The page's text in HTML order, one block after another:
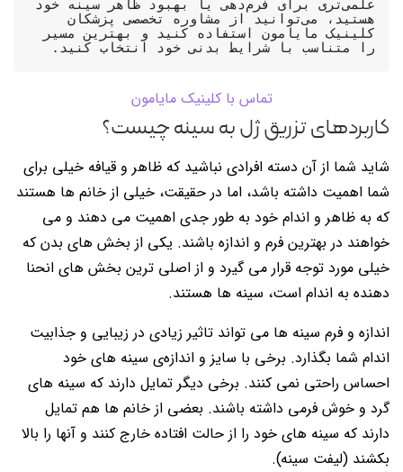
را متناسب با شرایط بدنی خود انتخاب کنید.
تماس با کلینیک مایامون
کاربردهای تزريق ژل به سينه چیست؟
شاید شما از آن دسته افرادی نباشید که ظاهر و قیافه خیلی برای
شما اهمیت داشته باشد، اما در حقیقت، خیلی از خانم ها هستند
که به ظاهر و اندام خود به طور جدی اهمیت می دهند و می
خواهند در بهترین فرم و اندازه باشند. یکی از بخش های بدن که
خیلی مورد توجه قرار می گیرد و از اصلی ترین بخش های انحنا
دهنده به اندام است، سینه ها هستند.
اندازه و فرم سینه ها می تواند تاثیر زیادی در زیبایی و جذابیت
اندام شما بگذارد. برخی با سایز و اندازه‌ی سینه های خود
احساس راحتی نمی کنند. برخی دیگر تمایل دارند که سینه های
گرد و خوش فرمی داشته باشند. بعضی از خانم ها هم تمایل
دارند که سینه های خود را از حالت افتاده خارج کنند و آنها را بالا
بکشند (لیفت سینه).